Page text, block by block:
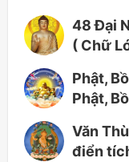
48 Đại
( Chữ
Phật,
Phật,
Văn
điển